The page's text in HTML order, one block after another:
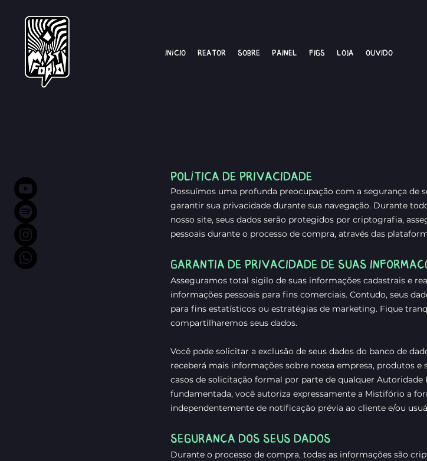
Início Reator Sobre Painel Figs Loja Ouvido
POLÍTICA DE PRIVACIDADE
Possuímos uma profunda preocupação com a segurança de
garantir sua privacidade durante sua navegação. Durante
nosso site, seus dados serão protegidos por criptografia,
pessoais durante o processo de compra, através das
GARANTIA DE PRIVACIDADE DE SUAS
Asseguramos total sigilo de suas informações cadastrais e
informações pessoais para fins comerciais. Contudo, seus
para fins estatísticos ou estratégias de marketing. Fique
compartilharemos seus dados.
Você pode solicitar a exclusão de seus dados do banco de
receberá mais informações sobre nossa empresa, produtos
casos de solicitação formal por parte de qualquer
fundamentada, você autoriza expressamente a Mistifório a
independentemente de notificação prévia ao cliente e/ou
SEGURANÇA DOS SEUS DADOS
Durante o processo de compra, todas as informações são